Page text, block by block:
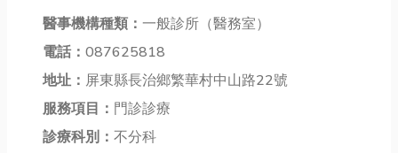
醫事機構種類： 一般診所（醫務室）
電話： 087625818
地址： 屏東縣長治鄉繁華村中山路22號
服務項目： 門診診療
診療科別： 不分科